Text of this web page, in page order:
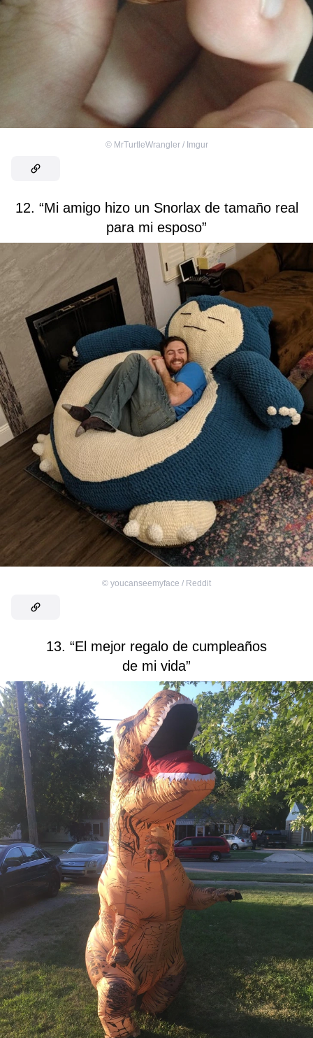
© MrTurtleWrangler / Imgur
12. “Mi amigo hizo un Snorlax de tamaño real
para mi esposo”
© youcanseemyface / Reddit
13. “El mejor regalo de cumpleaños
de mi vida”